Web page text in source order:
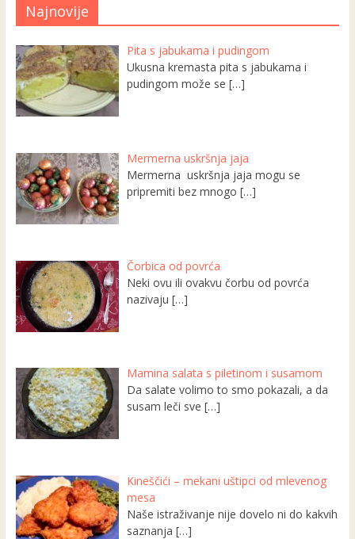
Najnovije
Pita s jabukama i pudingom
Ukusna kremasta pita s jabukama i
pudingom može se[…]
Mermerna uskršnja jaja
Mermerna uskršnja jaja mogu se
pripremiti bez mnogo[…]
Čorbica od povrća
Neki ovu ili ovakvu čorbu od povrća
nazivaju[…]
Mamina salata s piletinom i susamom
Da salate volimo to smo pokazali, a da
susam leči sve[…]
Kineščići – mekani uštipci od mlevenog
mesa
Naše istraživanje nije dovelo ni do kakvih
saznanja[…]